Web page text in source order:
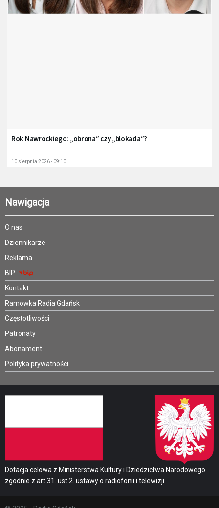
Rok Nawrockiego: „obrona” czy „blokada”?
10 sierpnia 2026 - 09:10
Nawigacja
O nas
Dziennikarze
Reklama
BIP
Kontakt
Ramówka Radia Gdańsk
Częstotliwości
Patronaty
Abonament
Polityka prywatności
Dotacja celowa z Ministerstwa Kultury i Dziedzictwa Narodowego
zgodnie z art.31. ust.2. ustawy o radiofonii i telewizji.